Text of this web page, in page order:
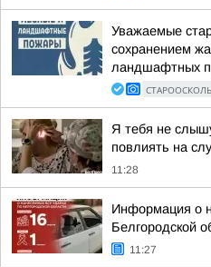
Уважаемые
сохранением
ландшафтных
Я тебя не
повлиять на
11:28
Информация о
Белгородской
11:27